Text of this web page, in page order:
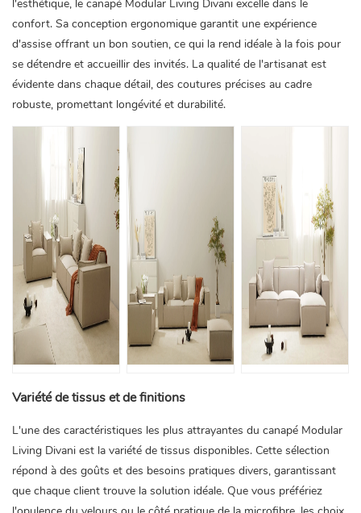
l'esthétique, le canapé Modular Living Divani excelle dans le
confort. Sa conception ergonomique garantit une expérience
d'assise offrant un bon soutien, ce qui la rend idéale à la fois pour
se détendre et accueillir des invités. La qualité de l'artisanat est
évidente dans chaque détail, des coutures précises au cadre
robuste, promettant longévité et durabilité.
Variété de tissus et de finitions
L'une des caractéristiques les plus attrayantes du canapé Modular
Living Divani est la variété de tissus disponibles. Cette sélection
répond à des goûts et des besoins pratiques divers, garantissant
que chaque client trouve la solution idéale. Que vous préfériez